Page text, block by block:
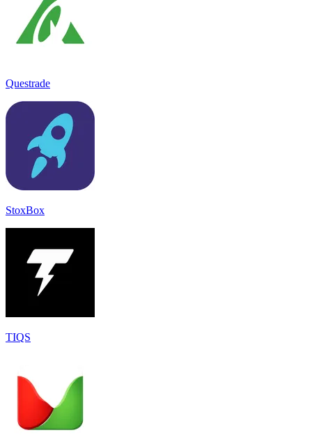
Questrade
StoxBox
TIQS